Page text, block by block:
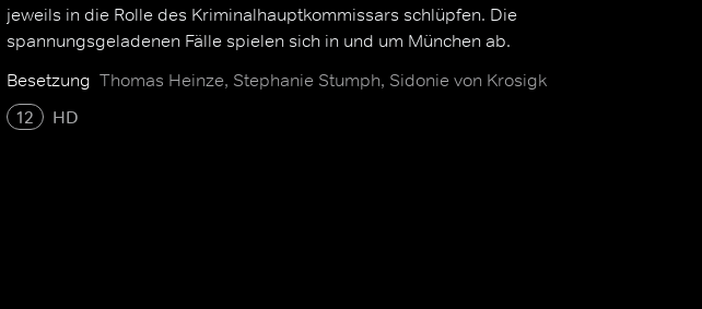
jeweils in die Rolle des Kriminalhauptkommissars schlüpfen. Die
spannungsgeladenen Fälle spielen sich in und um München ab.
Besetzung Thomas Heinze, Stephanie Stumph, Sidonie von Krosigk
12
HD